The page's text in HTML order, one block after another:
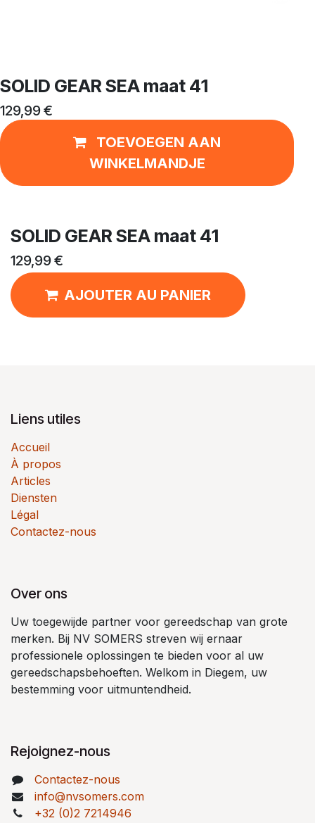
SOLID GEAR SEA maat 41
129,99€
TOEVOEGEN AAN
WINKELMANDJE
SOLID GEAR SEA maat 41
129,99€
AJOUTER AU PANIER
Liens utiles
Accueil
À propos
Articles
Diensten
Légal
Contactez-nous
Over ons
Uw toegewijde partner voor gereedschap van grote
merken. Bij NV SOMERS streven wij ernaar
professionele oplossingen te bieden voor al uw
gereedschapsbehoeften. Welkom in Diegem, uw
bestemming voor uitmuntendheid.
Rejoignez-nous
Contactez-nous
info@nvsomers.com
+32 (0)2 7214946